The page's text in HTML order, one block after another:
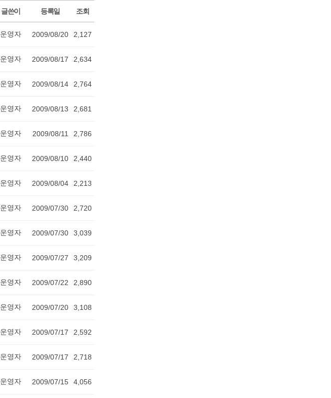
글쓴이 등록일 조회
운영자 2009/08/20 2,127
운영자 2009/08/17 2,634
운영자 2009/08/14 2,764
운영자 2009/08/13 2,681
운영자 2009/08/11 2,786
운영자 2009/08/10 2,440
운영자 2009/08/04 2,213
운영자 2009/07/30 2,720
운영자 2009/07/30 3,039
운영자 2009/07/27 3,209
운영자 2009/07/22 2,890
운영자 2009/07/20 3,108
운영자 2009/07/17 2,592
운영자 2009/07/17 2,718
운영자 2009/07/15 4,056